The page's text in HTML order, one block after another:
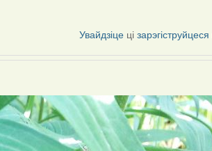
Увайдзіце цізарэгіструйцеся